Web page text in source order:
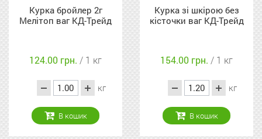
Курка бройлер 2г
Мелітоп ваг КД-Трейд
124.00 грн. / 1 кг
кг
В кошик
Курка зі шкірою без
кісточки ваг КД-Трейд
154.00 грн. / 1 кг
кг
В кошик